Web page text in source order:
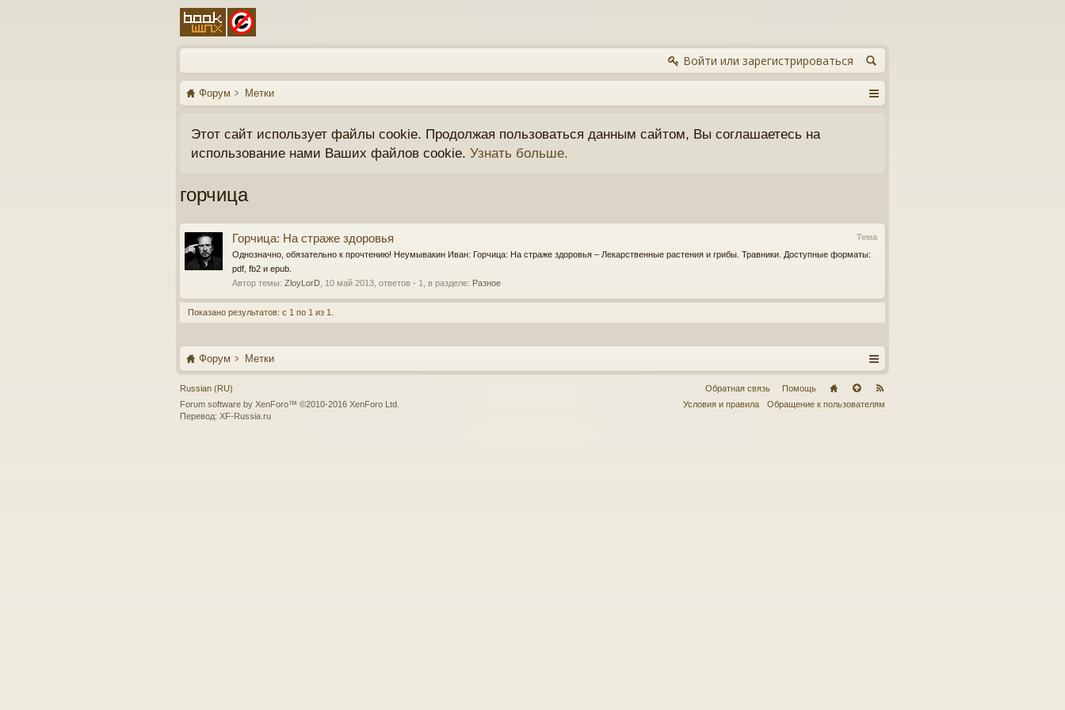
Войти или зарегистрироваться
Форум Метки
Этот сайт использует файлы cookie. Продолжая пользоваться данным сайтом, Вы соглашаетесь на
использование нами Ваших файлов cookie. Узнать больше.
горчица
Тема
Горчица: На страже здоровья
Однозначно, обязательно к прочтению! Неумывакин Иван: Горчица: На страже здоровья – Лекарственные растения и грибы. Травники. Доступные форматы:
pdf, fb2 и epub.
Автор темы: ZloyLorD 10 май 2013 , ответов - 1, в разделе: Разное
Показано результатов: с 1 по 1 из 1.
Форум Метки
Russian (RU) Обратная связь
Помощь
Условия и правила
Обращение к пользователям
Forum software by XenForo™ ©2010-2016 XenForo Ltd.
Перевод: XF-Russia.ru